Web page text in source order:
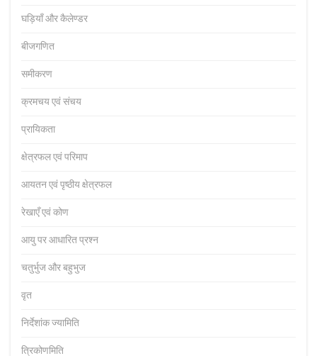
घड़ियाँ और कैलेण्डर
बीजगणित
समीकरण
क्रमचय एवं संचय
प्रायिकता
क्षेत्रफल एवं परिमाप
आयतन एवं पृष्ठीय क्षेत्रफल
रेखाएँ एवं कोण
आयु पर आधारित प्रश्न
चतुर्भुज और बहुभुज
वृत
निर्देशांक ज्यामिति
त्रिकोणमिति